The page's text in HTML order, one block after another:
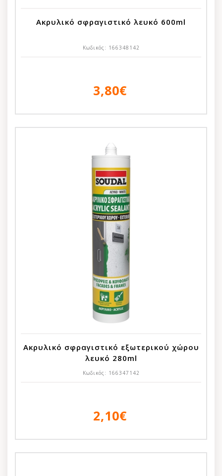
Ακρυλικό σφραγιστικό λευκό 600ml
Κωδικός: 166348142
3,80€
Ακρυλικό σφραγιστικό εξωτερικού χώρου
λευκό 280ml
Κωδικός: 166347142
2,10€